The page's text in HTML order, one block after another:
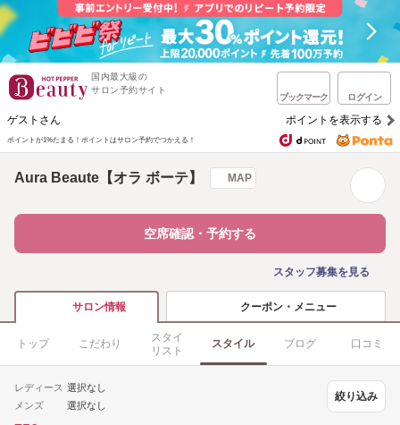
国内最大級の
サロン予約サイト
ブックマーク ログイン
ゲストさん ポイントを表示する
ポイントが1%たまる！ ポイントはサロン予約でつかえる！
Aura Beaute【オラ ボーテ】 MAP
空席確認・予約する
スタッフ募集を見る
サロン情報 クーポン・メニュー
トップ こだわり
スタイ
リスト
スタイル ブログ 口コミ
レディース 選択なし
メンズ
選択なし
絞り込み